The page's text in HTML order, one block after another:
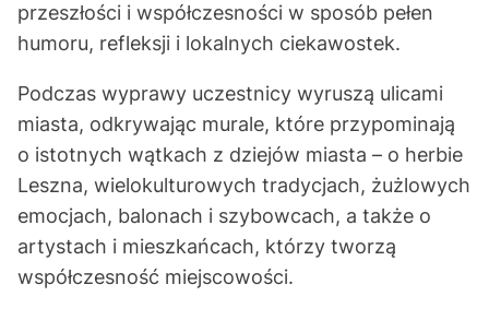
przeszłości i współczesności w sposób pełen
humoru, refleksji i lokalnych ciekawostek.
Podczas wyprawy uczestnicy wyruszą ulicami
miasta, odkrywając murale, które przypominają
o istotnych wątkach z dziejów miasta – o herbie
Leszna, wielokulturowych tradycjach, żużlowych
emocjach, balonach i szybowcach, a także o
artystach i mieszkańcach, którzy tworzą
współczesność miejscowości.